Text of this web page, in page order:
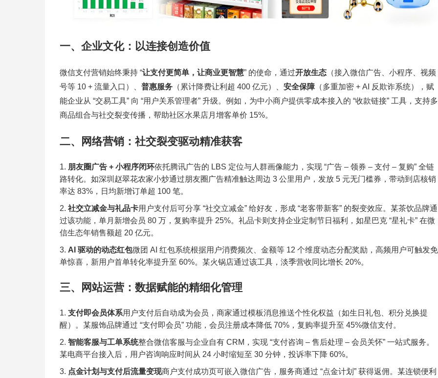
一、企业文化：以连接创造价值
微信支付营销始终秉持 “让支付更简单，让商业更智慧” 的使命，通过开放生态 （接入微信广告、小程序、视频
号等 10 + 流量入口）、 普惠服务 （累计降费让利超 400 亿元）、 安全保障 （多重加密 + AI 反欺诈系统），赋
能企业从 “交易工具” 向 “用户关系管理者” 升级。例如，为中小商户提供零成本接入的 “收款链接” 工具，支持多
商品组合与社交裂变传播，帮助社区水果店月增客单价 15%。
二、网络营销：社交裂变驱动精准获客
朋友圈广告 + 小程序闭环依托腾讯广告的 LBS 定位与人群画像能力，实现 “广告 – 领券 – 支付 – 复购” 全链
路转化。如深圳赵翠花农家小炒通过朋友圈广告精准触达周边 3 公里用户，发放 5 元无门槛券，带动到店核销
率达 83%，日均新增订单超 100 笔。
社交立减金与礼品卡用户支付后可分享 “社交立减金” 给好友，形成 “老客带新客” 的裂变效应。某茶饮品牌通
过该功能，单月新增会员 80 万，复购率提升 25%。礼品卡则支持企业定制节日福利，如星巴克 “星礼卡” 在微
信生态年销售额超 20 亿元。
AI 驱动的动态红包微团 AI 红包系统根据用户消费频次、金额等 12 个维度动态分配奖励，高频用户可触发免
单惊喜，新用户首单转化率提升至 60%。某火锅店通过该工具，淡季营收同比增长 20%。
三、网站运营：数据赋能的精细化管理
支付即会员体系用户支付后自动成为会员，商家通过模板消息推送个性化权益（如生日礼包、积分兑换提
醒）。某服饰品牌通过 “支付即会员” 功能，会员注册成本降低 70%，复购率提升至 45%微信支付。
智能客服与工单系统整合微信客服与企业自有 CRM，实现 “支付咨询 – 售后处理 – 会员关怀” 一站式服务。
某电商平台接入后，用户咨询响应时间从 24 小时缩短至 30 分钟，投诉率下降 60%。
点金计划与支付后流量变现商户支付成功页可嵌入微信广告，服务商通过 “点金计划” 获得返佣。某连锁便利